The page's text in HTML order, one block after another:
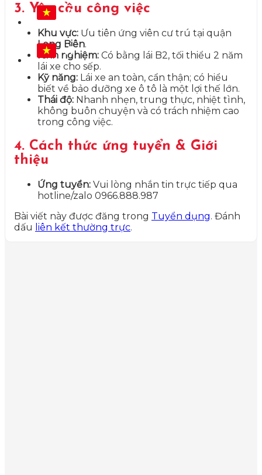
VI
VI
3. Yêu cầu công việc
Khu vực: Ưu tiên ứng viên cư trú tại quận
Long Biên.
Kinh nghiệm: Có bằng lái B2, tối thiểu 2 năm
lái xe cho sếp.
Kỹ năng: Lái xe an toàn, cẩn thận; có hiểu
biết về bảo dưỡng xe ô tô là một lợi thế lớn.
Thái độ: Nhanh nhẹn, trung thực, nhiệt tình,
không buôn chuyện và có trách nhiệm cao
trong công việc.
4. Cách thức ứng tuyển & Giới
thiệu
Ứng tuyển: Vui lòng nhắn tin trực tiếp qua
hotline/zalo 0966.888.987
Bài viết này được đăng trong Tuyển dụng. Đánh
dấu liên kết thường trực.